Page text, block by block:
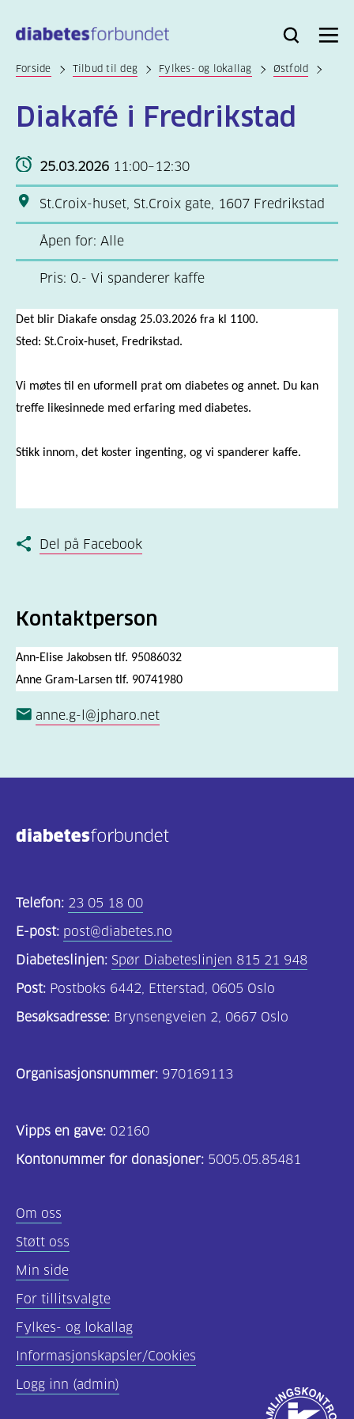
hovedinnhold
Bli
Logg
Søk Meny
Forside Tilbud til deg Fylkes- og lokallag Østfold
Diakafé i Fredrikstad
25.03.2026 11:00–12:30
St.Croix-huset, St.Croix gate, 1607 Fredrikstad
Åpen for: Alle
Pris: 0.- Vi spanderer kaffe
Det blir Diakafe onsdag 25.03.2026 fra kl 1100.
Sted: St.Croix-huset, Fredrikstad.
Vi møtes til en uformell prat om diabetes og annet. Du kan
treffe likesinnede med erfaring med diabetes.
Stikk innom, det koster ingenting, og vi spanderer kaffe.
Del på Facebook
Kontaktperson
Ann-Elise Jakobsen tlf. 95086032
Anne Gram-Larsen tlf. 90741980
anne.g-l@jpharo.net
Telefon: 23 05 18 00
E-post: post@diabetes.no
Diabeteslinjen: Spør Diabeteslinjen 815 21 948
Post: Postboks 6442, Etterstad, 0605 Oslo
Besøksadresse: Brynsengveien 2, 0667 Oslo
Organisasjonsnummer: 970169113
Vipps en gave: 02160
Kontonummer for donasjoner: 5005.05.85481
Om oss
Støtt oss
Min side
For tillitsvalgte
Fylkes- og lokallag
Informasjonskapsler/Cookies
Logg inn (admin)
Godkjent